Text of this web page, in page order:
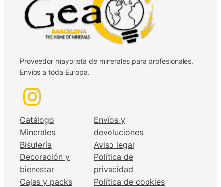
Proveedor mayorista de minerales para profesionales.
Envíos a toda Europa.
Catálogo
Minerales
Bisutería
Decoración y
bienestar
Cajas y packs
Envíos y
devoluciones
Aviso legal
Política de
privacidad
Política de cookies